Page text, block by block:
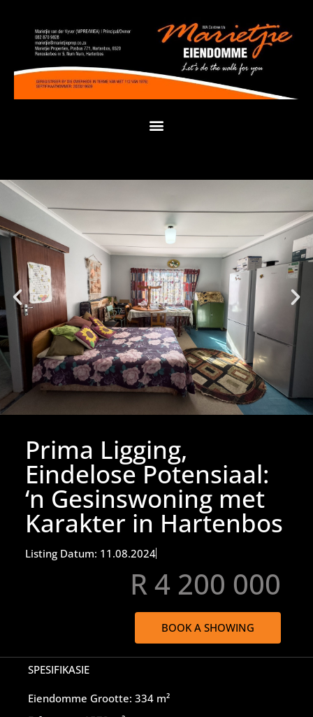
Prima Ligging,
Eindelose Potensiaal:
‘n Gesinswoning met
Karakter in Hartenbos
Listing Datum: 11.08.2024
R 4 200 000
BOOK A SHOWING
SPESIFIKASIE
Eiendomme Grootte: 334 m²